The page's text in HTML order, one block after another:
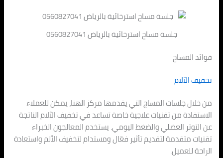
جلسة مساج استرخائية بالرياض 0560827041
فوائد المساج
تخفيف الآلام
من خلال جلسات المساج التي يقدمها مركز الهنا، يمكن للعملاء
الاستفادة من تقنيات علاجية خاصة تساعد في تخفيف الآلام الناتجة
عن التوتر العضلي والضغط اليومي. يستخدم المعالجون الخبراء
تقنيات متقدمة لتقديم تأثير فعّال ومستدام لتخفيف الألم واستعادة
الراحة للعميل.